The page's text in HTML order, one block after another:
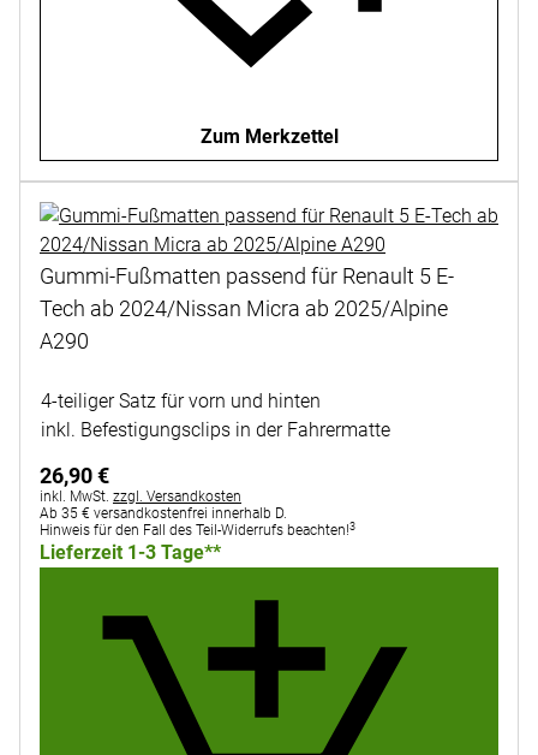
Zum Merkzettel
Gummi-Fußmatten passend für Renault 5 E-
Tech ab 2024/Nissan Micra ab 2025/Alpine
A290
4-teiliger Satz für vorn und hinten
inkl. Befestigungsclips in der Fahrermatte
26,90€
Steuerhinweis:
inkl. MwSt. zzgl. Versandkosten
Ab 35 € versandkostenfrei innerhalb D.
Hinweis für den Fall des Teil-Widerrufs beachten!3
Lieferzeit 1-3 Tage**